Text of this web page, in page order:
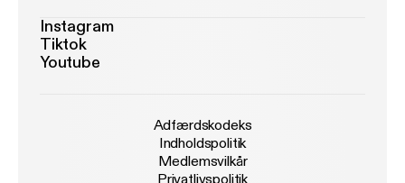
Instagram
Tiktok
Youtube
Adfærdskodeks
Indholdspolitik
Medlemsvilkår
Privatlivspolitik